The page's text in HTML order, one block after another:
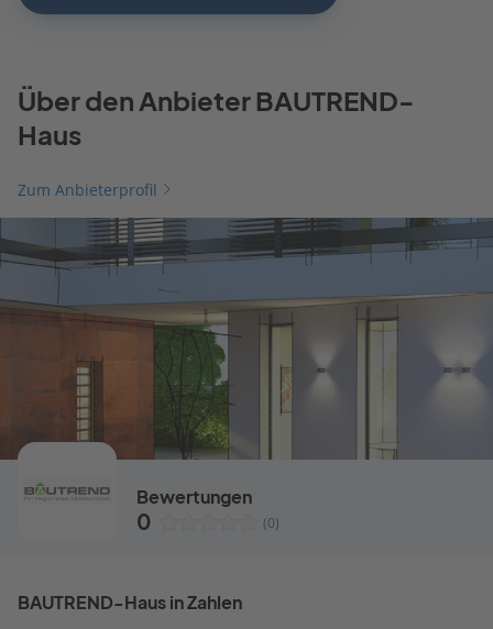
Über den Anbieter BAUTREND-
Haus
Zum Anbieterprofil
Bewertungen
0 (0)
BAUTREND-Haus in Zahlen